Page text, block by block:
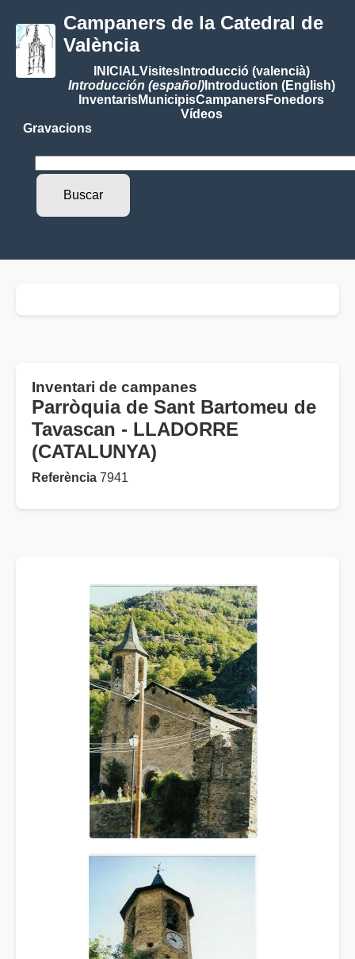
Campaners de la Catedral de
València
INICIALVisitesIntroducció (valencià)
Introducción (español)Introduction (English)
InventarisMunicipisCampanersFonedors
Vídeos
Gravacions
Inventari de campanes
Parròquia de Sant Bartomeu de
Tavascan - LLADORRE
(CATALUNYA)
Referència 7941